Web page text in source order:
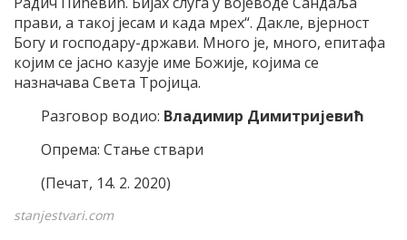
прави, а такој јесам и када мрех“. Дакле, вјерност
Богу и господару-држави. Много је, много, епитафа
којим се јасно казује име Божије, којима се
назначава Света Тројица.
Разговор водио: Владимир Димитријевић
Опрема: Стање ствари
(Печат, 14. 2. 2020)
stanjestvari.com